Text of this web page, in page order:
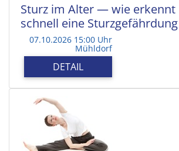
Sturz im Alter — wie erkennt
schnell eine Sturzgefährdung
07.10.2026 15:00 Uhr
Mühldorf
DETAIL